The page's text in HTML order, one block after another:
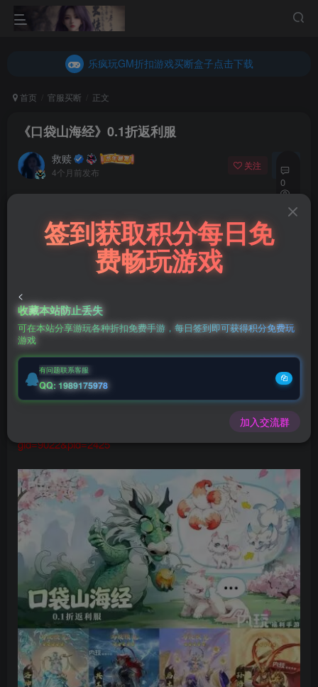
乐疯玩GM折扣游戏买断盒子点击下载
乐疯玩GM折扣游戏买断盒子点击下载
首页 官服买断 正文
《口袋山海经》0.1折返利服
救赎
4个月前发布
关注 私信
0
89
充值福利联系站长.充值福利注意注册新账号
后台激活码联系客服购买
《口袋山海经》0.1折返利服
★咸鱼之王玩法 ★进游即送送10万代金券
★一键跳过战斗、自动挑战等便捷功能，解放双手。 ★活跃
再送代金券
★上线免费千抽 ★首冲即送最强推图输出
返利活动：https://www.kdocs.cn/l/crX18RDxmXlu
gid=9022&pid=2425
签到获取积分每日免
费畅玩游戏
<
收藏本站防止丢失
可在本站分享游玩各种折扣免费手游，每日签到即可获得积分免费玩
游戏
有问题联系客服
QQ: 1989175978
加入交流群